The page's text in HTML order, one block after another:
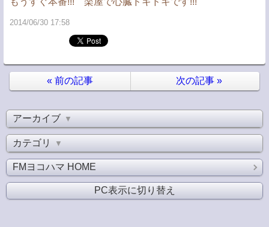
2014/06/30 17:58
« 前の記事 次の記事 »
アーカイブ ▼
カテゴリ ▼
FMヨコハマ HOME
PC表示に切り替え